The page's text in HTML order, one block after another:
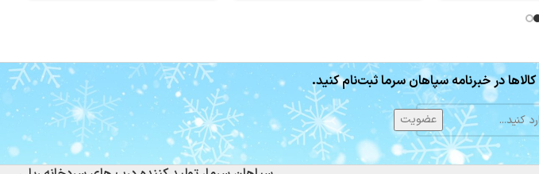
در خبرنامه سپاهان سرما ثبت‌نام کنید.